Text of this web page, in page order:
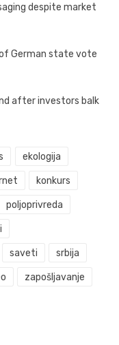
despite market
German state vote
after investors balk
ekologija
konkurs
poljoprivreda
saveti srbija
zapošljavanje